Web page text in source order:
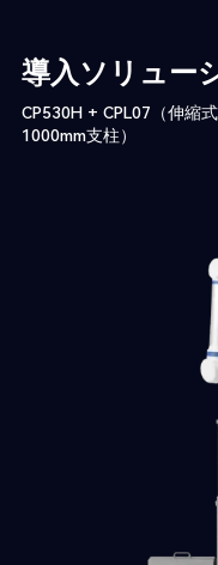
導入ソリュー
CP530H + CPL07（伸縮
1000mm支柱）